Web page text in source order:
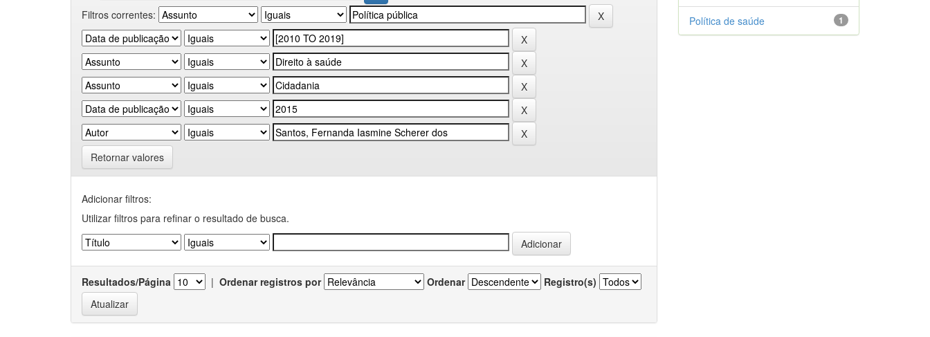
Filtros correntes:
Retornar valores
Adicionar filtros:
Utilizar filtros para refinar o resultado de busca.
Resultados/Página | Ordenar registros por Ordenar Registro(s)
1
Política de saúde